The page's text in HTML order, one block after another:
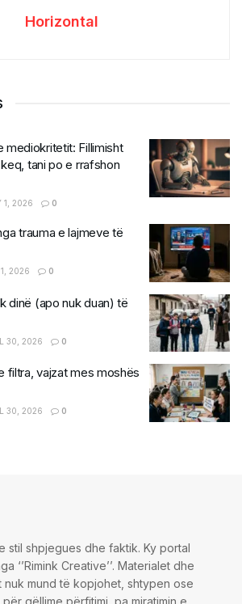
Horizontal
mediokritetit: Fillimisht
tani po e rrafshon
1, 2026 0
trauma e lajmeve të
2026 0
dinë (apo nuk duan) të
30, 2026 0
filtra, vajzat mes moshës
30, 2026 0
stil shpjegues dhe faktik. Ky portal
‘’Rimink Creative’’. Materialet dhe
nuk mund të kopjohet, shtypen ose
qëllime përfitimi, pa miratimin e